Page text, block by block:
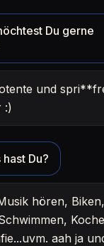
Du gerne
und
:)
Du?
hören,
aah ja